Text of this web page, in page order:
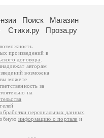
Поиск
Магазин
Стихи.ру Проза.ру
произведений в
договора
авторам
возможна
вы можете
за
на
персональных данных
информацию о портале и